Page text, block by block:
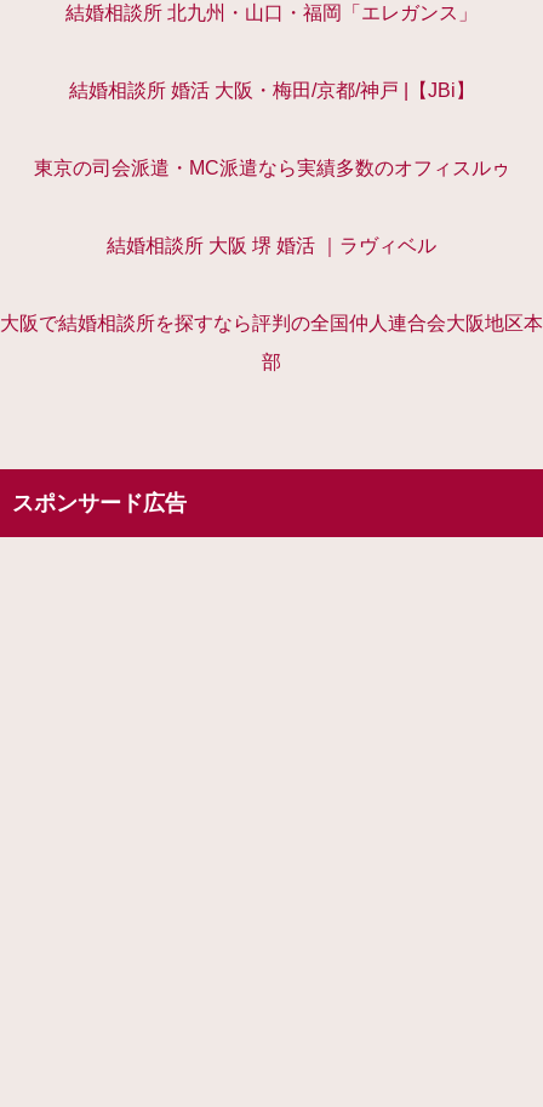
結婚相談所 北九州・山口・福岡「エレガンス」
結婚相談所 婚活 大阪・梅田/京都/神戸 |【JBi】
東京の司会派遣・MC派遣なら実績多数のオフィスルゥ
結婚相談所 大阪 堺 婚活 ｜ラヴィベル
大阪で結婚相談所を探すなら評判の全国仲人連合会大阪地区本
部
スポンサード広告